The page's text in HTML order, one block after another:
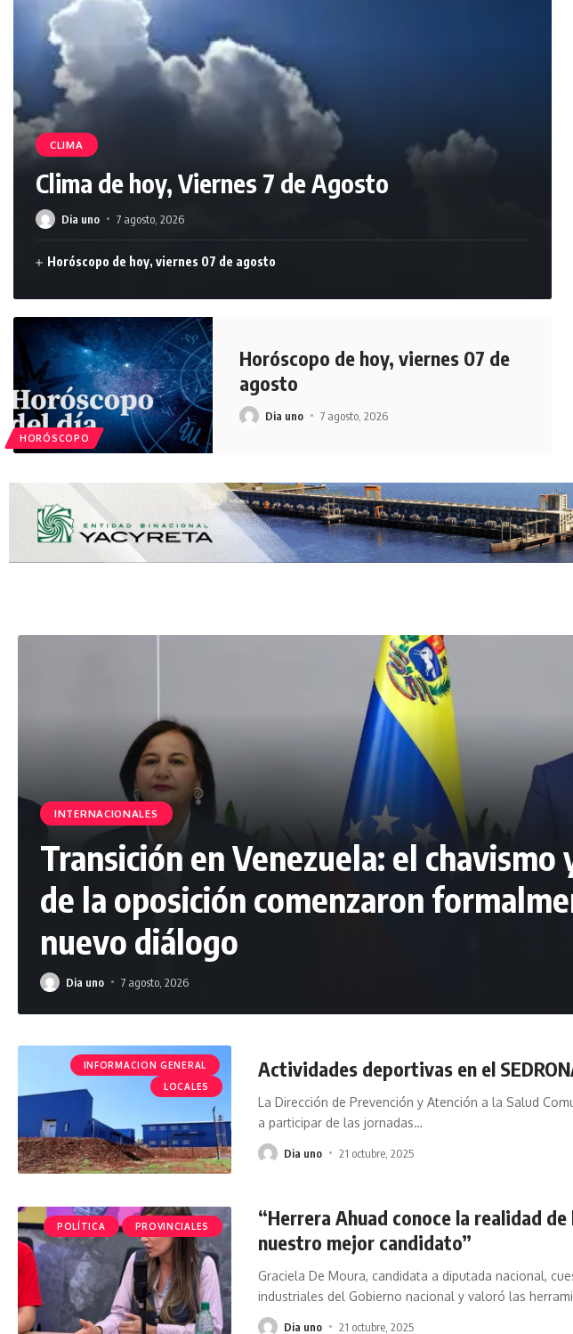
CLIMA
Clima de hoy, Viernes 7 de Agosto
Dia uno 7 agosto, 2026
Horóscopo de hoy, viernes 07 de agosto
HORÓSCOPO
Horóscopo de hoy, viernes 07 de
agosto
Dia uno 7 agosto, 2026
INTERNACIONALES
Transición en Venezuela: el chavismo
de la oposición comenzaron
nuevo diálogo
Dia uno 7 agosto, 2026
INFORMACION GENERAL
LOCALES
Actividades deportivas en el
La Dirección de Prevención y Atención a la Salud
a participar de las jornadas…
Dia uno 21 octubre, 2025
POLÍTICA PROVINCIALES
“Herrera Ahuad conoce la realidad
nuestro mejor candidato”
Graciela De Moura, candidata a diputada nacional,
industriales del Gobierno nacional y valoró las
Dia uno 21 octubre, 2025